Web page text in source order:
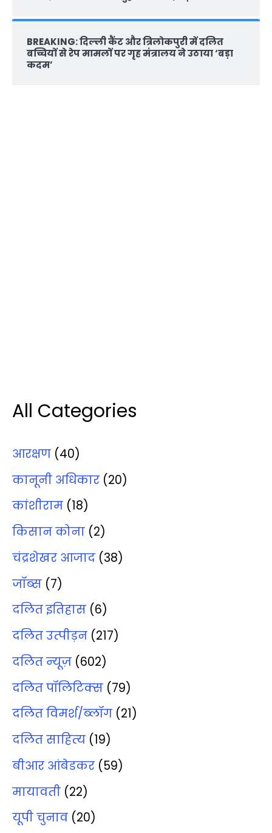
BREAKING: दिल्‍ली कैंट और त्रिलोकपुरी में दलित
बच्चियों से रेप मामलों पर गृह मंत्रालय ने उठाया ‘बड़ा
कदम’
All Categories
आरक्षण (40)
कानूनी अधिकार (20)
कांशीराम (18)
किसान कोना (2)
चंद्रशेखर आजाद (38)
जॉब्‍स (7)
दलित इतिहास (6)
दलित उत्‍पीड़न (217)
दलित न्‍यूज़ (602)
दलित पॉलिटिक्‍स (79)
दलित विमर्श/ब्‍लॉग (21)
दलित साहित्‍य (19)
बीआर आंबेडकर (59)
मायावती (22)
यूपी चुनाव (20)